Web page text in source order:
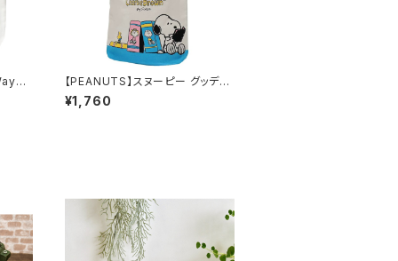
ト
【PEANUTS】スヌーピー グッディ
バッグ（リーディング）
¥1,760